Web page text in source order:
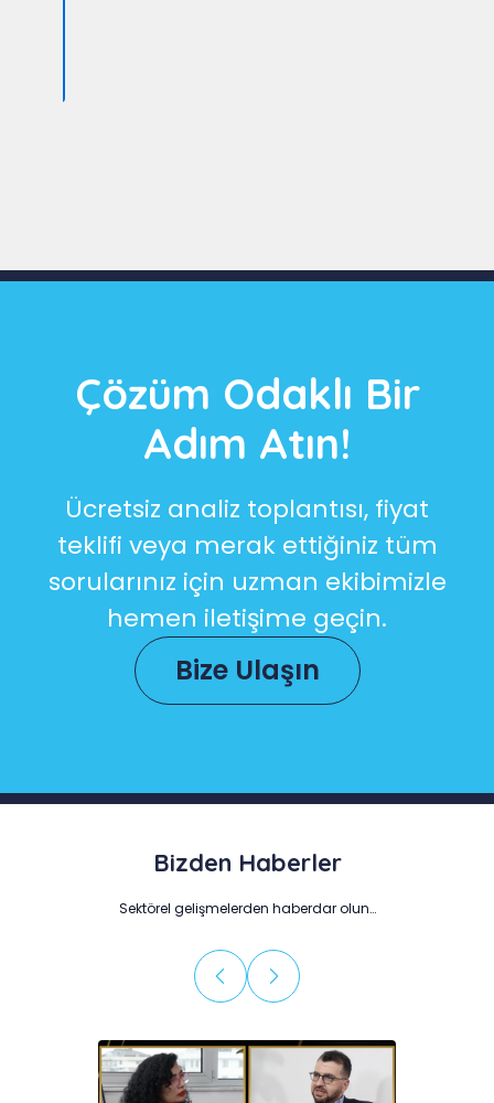
Çözüm Odaklı Bir
Adım Atın!
Ücretsiz analiz toplantısı, fiyat
teklifi veya merak ettiğiniz tüm
sorularınız için uzman ekibimizle
hemen iletişime geçin.
Bize Ulaşın
Bizden Haberler
Sektörel gelişmelerden haberdar olun…